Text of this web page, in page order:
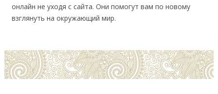
онлайн не уходя с сайта. Они помогут вам по новому
взглянуть на окружающий мир.